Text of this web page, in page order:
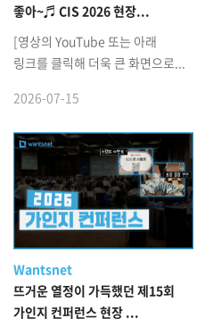
좋아~♬ CIS 2026 현장...
[영상의 YouTube 또는 아래
링크를 클릭해 더욱 큰 화면으로...
2026-07-15
Wantsnet
뜨거운 열정이 가득했던 제15회
가인지 컨퍼런스 현장 ...